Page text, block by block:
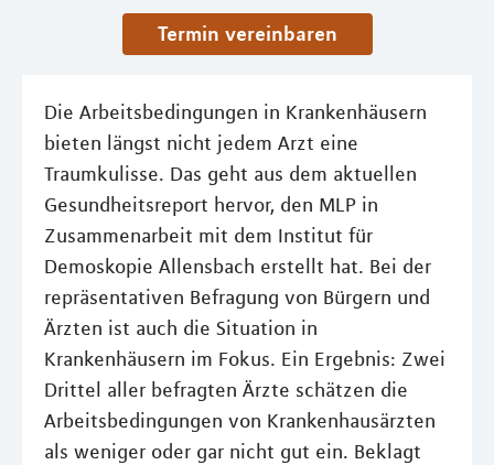
Termin vereinbaren
Die Arbeitsbedingungen in Krankenhäusern
bieten längst nicht jedem Arzt eine
Traumkulisse. Das geht aus dem aktuellen
Gesundheitsreport hervor, den MLP in
Zusammenarbeit mit dem Institut für
Demoskopie Allensbach erstellt hat. Bei der
repräsentativen Befragung von Bürgern und
Ärzten ist auch die Situation in
Krankenhäusern im Fokus. Ein Ergebnis: Zwei
Drittel aller befragten Ärzte schätzen die
Arbeitsbedingungen von Krankenhausärzten
als weniger oder gar nicht gut ein. Beklagt